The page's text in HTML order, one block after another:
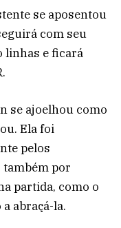
se aposentou
com seu
linhas e ficará
se ajoelhou como
Ela foi
pelos
também por
partida, como o
abraçá-la.